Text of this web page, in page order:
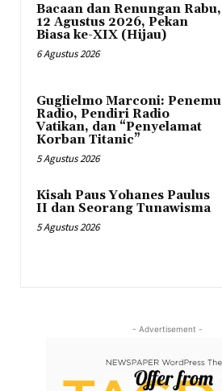
Bacaan dan Renungan Rabu,
12 Agustus 2026, Pekan
Biasa ke-XIX (Hijau)
6 Agustus 2026
Guglielmo Marconi: Penemu
Radio, Pendiri Radio
Vatikan, dan “Penyelamat
Korban Titanic”
5 Agustus 2026
Kisah Paus Yohanes Paulus
II dan Seorang Tunawisma
5 Agustus 2026
- Advertisement -